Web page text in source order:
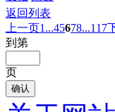
返回列表
上一页1...45678...117
到第
页
确认